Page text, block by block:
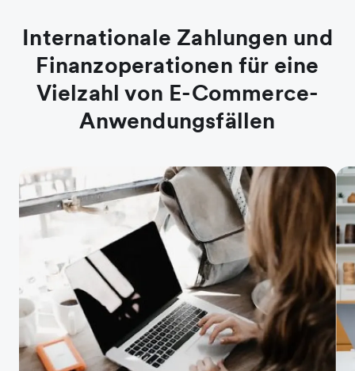
Internationale Zahlungen und
Finanzoperationen für eine
Vielzahl von E-Commerce-
Anwendungsfällen